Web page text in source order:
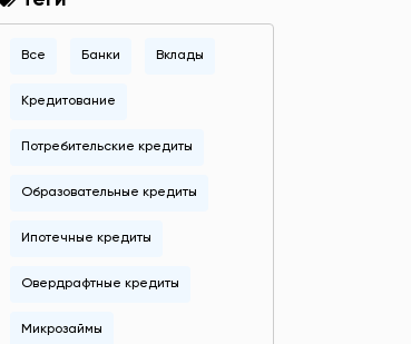
Все Банки Вклады
Кредитование
Потребительские кредиты
Образовательные кредиты
Ипотечные кредиты
Овердрафтные кредиты
Микрозаймы